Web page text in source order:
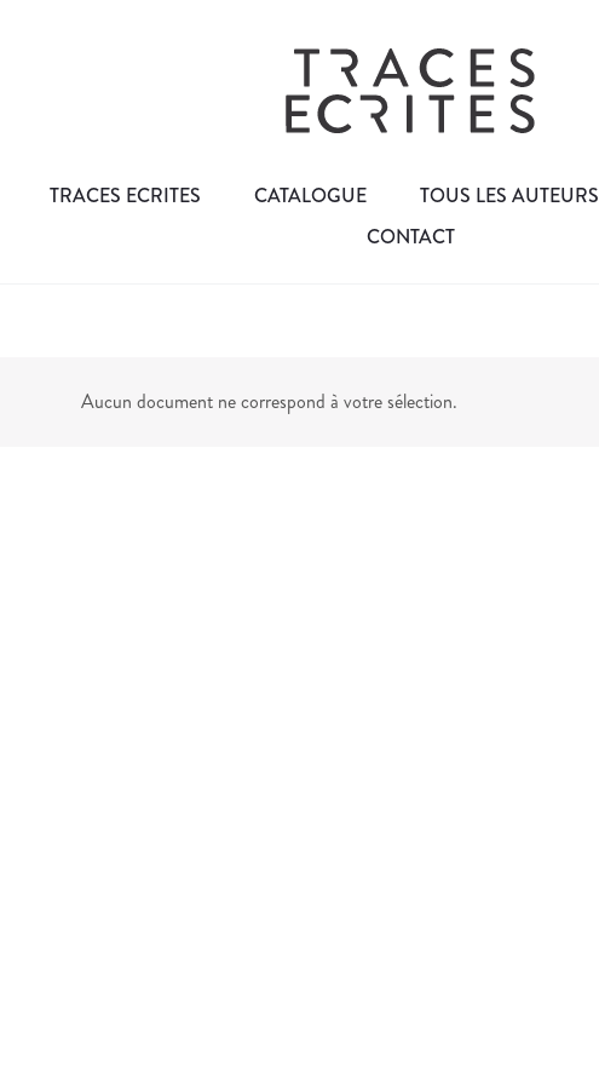
TRACES ECRITES CATALOGUE TOUS LES AUTEURS
CONTACT
Aucun document ne correspond à votre sélection.